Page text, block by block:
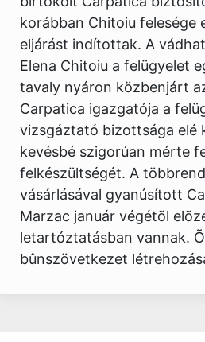
korábban Chitoiu felesége
eljárást indítottak. A
Elena Chitoiu a felügyelet
tavaly nyáron közbenjárt
Carpatica igazgatója a
vizsgáztató bizottsága elé
kevésbé szigorúan mérte
felkészültségét. A
vásárlásával gyanúsított
Marzac január végétõl
letartóztatásban vannak.
bûnszövetkezet